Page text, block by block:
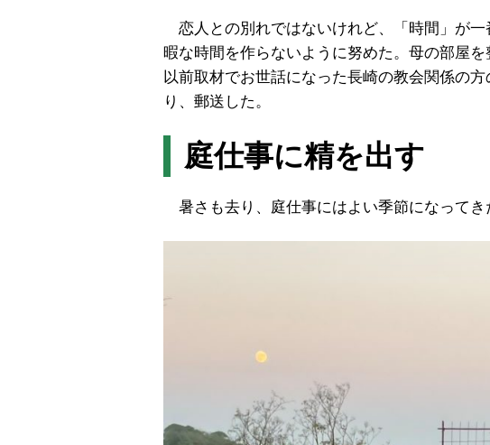
恋人との別れではないけれど、「時間」が一
暇な時間を作らないように努めた。母の部屋
以前取材でお世話になった長崎の教会関係の
り、郵送した。
庭仕事に精を出す
暑さも去り、庭仕事にはよい季節になってき